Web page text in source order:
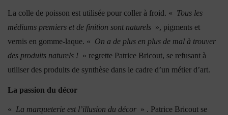
La colle de poisson est utilisée pour coller à froid. « Tous les
médiums premiers et de finition sont naturels », pigments et
vernis en gomme-laque. « On a de plus en plus de mal à trouver
des produits naturels ! » regrette Patrice Bricout, se refusant à
utiliser des produits de synthèse dans le cadre d’un métier d’art.
La passion du décor
« La marqueterie est l’illusion du décor » . Patrice Bricout se